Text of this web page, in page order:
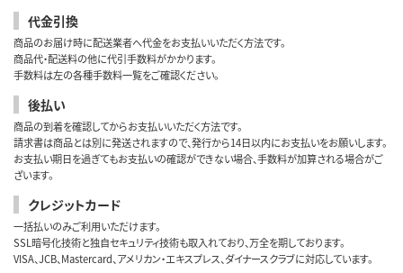
代金引換
商品のお届け時に配送業者へ代金をお支払いいただく方法です。
商品代・配送料の他に代引手数料がかかります。
手数料は左の各種手数料一覧をご確認ください。
後払い
商品の到着を確認してからお支払いいただく方法です。
請求書は商品とは別に発送されますので、発行から14日以内にお支払いをお願いします。
お支払い期日を過ぎてもお支払いの確認ができない場合、手数料が加算される場合がご
ざいます。
クレジットカード
一括払いのみご利用いただけます。
SSL暗号化技術と独自セキュリティ技術も取入れており、万全を期しております。
VISA、JCB、Mastercard、アメリカン・エキスプレス、ダイナースクラブに対応しています。